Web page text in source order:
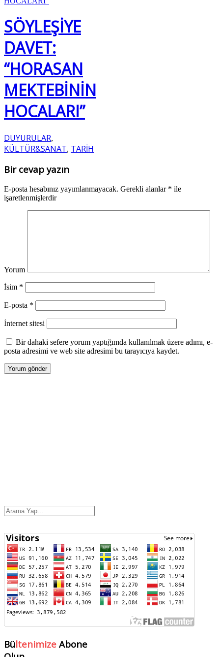
SÖYLEŞİYE
DAVET:
“HORASAN
MEKTEBİNİN
HOCALARI”
DUYURULAR,
KÜLTÜR&SANAT, TARİH
Bir cevap yazın
E-posta hesabınız yayımlanmayacak. Gerekli alanlar * ile
işaretlenmişlerdir
Yorum
İsim *
E-posta *
İnternet sitesi
Bir dahaki sefere yorum yaptığımda kullanılmak üzere adımı, e-
posta adresimi ve web site adresimi bu tarayıcıya kaydet.
Bültenimize Abone